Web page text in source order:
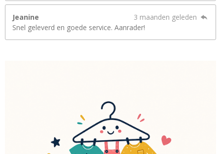
Jeanine
3 maanden geleden
Snel geleverd en goede service. Aanrader!